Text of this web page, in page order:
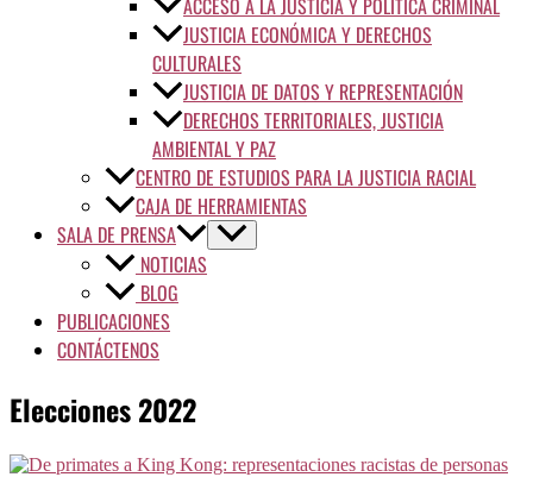
ACCESO A LA JUSTICIA Y POLÍTICA CRIMINAL
JUSTICIA ECONÓMICA Y DERECHOS
CULTURALES
JUSTICIA DE DATOS Y REPRESENTACIÓN
DERECHOS TERRITORIALES, JUSTICIA
AMBIENTAL Y PAZ
CENTRO DE ESTUDIOS PARA LA JUSTICIA RACIAL
CAJA DE HERRAMIENTAS
SALA DE PRENSA
NOTICIAS
BLOG
PUBLICACIONES
CONTÁCTENOS
Elecciones 2022